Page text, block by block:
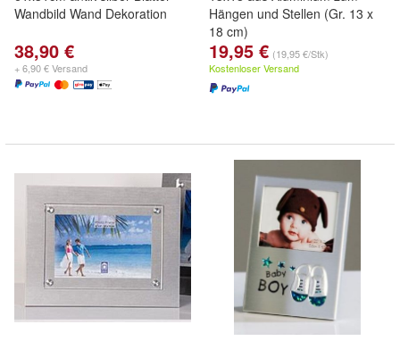
Wandbild Wand Dekoration
38,90 €
+ 6,90 € Versand
Hängen und Stellen (Gr. 13 x
18 cm)
19,95 € (19,95 €/Stk)
Kostenloser Versand